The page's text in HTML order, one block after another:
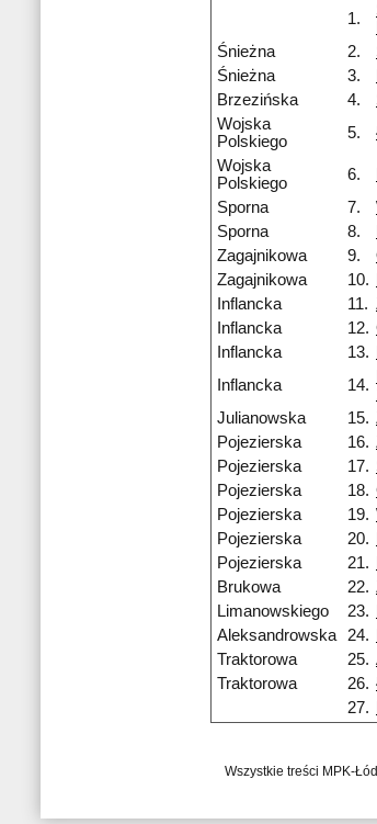
1.
Śnieżna 2.
Śnieżna
3.
Brzezińska
4.
Wojska
Polskiego
5.
Wojska
Polskiego
6.
Sporna 7.
Sporna
8.
Zagajnikowa
9.
Zagajnikowa
10.
Inflancka
11.
Inflancka
12.
Inflancka
13.
Inflancka
14.
Julianowska 15.
Pojezierska
16.
Pojezierska
17.
Pojezierska
18.
Pojezierska
19.
Pojezierska
20.
Pojezierska
21.
Brukowa
22.
Limanowskiego
23.
Aleksandrowska
24.
Traktorowa
25.
Traktorowa
26.
27.
Wszystkie treści MPK-